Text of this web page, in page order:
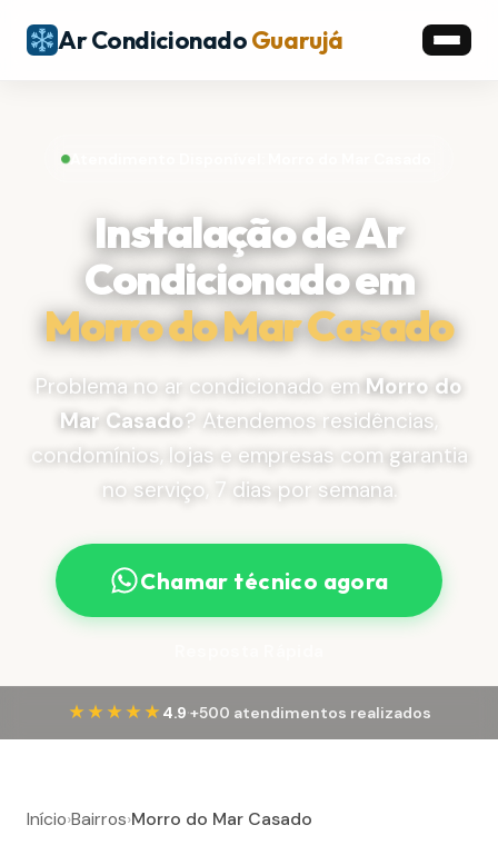
Ar CondicionadoGuarujá
Atendimento Disponível: Morro do Mar Casado
Instalação de Ar
Condicionado em
Morro do Mar Casado
Problema no ar condicionado em Morro do
Mar Casado? Atendemos residências,
condomínios, lojas e empresas com garantia
no serviço, 7 dias por semana.
Chamar técnico agora
★★★★★ 4.9·+500 atendimentos realizados
Início›Bairros›Morro do Mar Casado